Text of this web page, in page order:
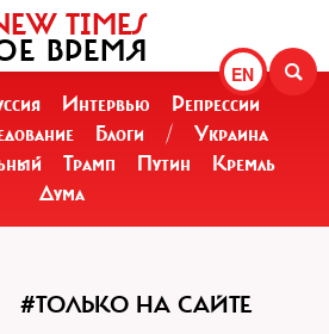
EN
TIMES
ВРЕМЯ
Интервью
Репрессии
Блоги /
Украина
Трамп Путин
Кремль
Дума
#ТОЛЬКО НА САЙТЕ